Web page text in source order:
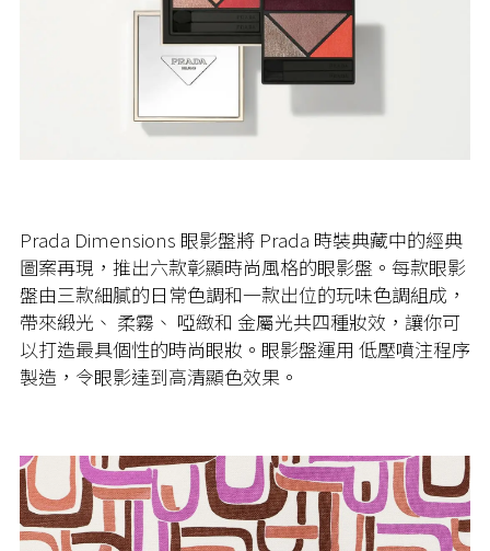
Prada Dimensions 眼影盤將 Prada 時裝典藏中的經典
圖案再現，推出六款彰顯時尚風格的眼影盤。每款眼影
盤由三款細膩的日常色調和一款出位的玩味色調組成，
帶來緞光、 柔霧、 啞緻和 金屬光共四種妝效，讓你可
以打造最具個性的時尚眼妝。眼影盤運用 低壓噴注程序
製造，令眼影達到高清顯色效果。